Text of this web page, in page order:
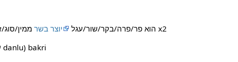
x1 הוא פר/פרה/בקר/שור/עגל
יוצר בשר
ממין/סוג/זן x2
(ע"ע danlu) bakri